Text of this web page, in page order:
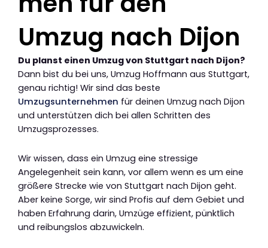
Umzug nach Dijon
Du planst einen Umzug von Stuttgart nach Dijon?
Dann bist du bei uns, Umzug Hoffmann aus Stuttgart,
genau richtig! Wir sind das beste
Umzugsunternehmen für deinen Umzug nach Dijon
und unterstützen dich bei allen Schritten des
Umzugsprozesses.
Wir wissen, dass ein Umzug eine stressige
Angelegenheit sein kann, vor allem wenn es um eine
größere Strecke wie von Stuttgart nach Dijon geht.
Aber keine Sorge, wir sind Profis auf dem Gebiet und
haben Erfahrung darin, Umzüge effizient, pünktlich
und reibungslos abzuwickeln.